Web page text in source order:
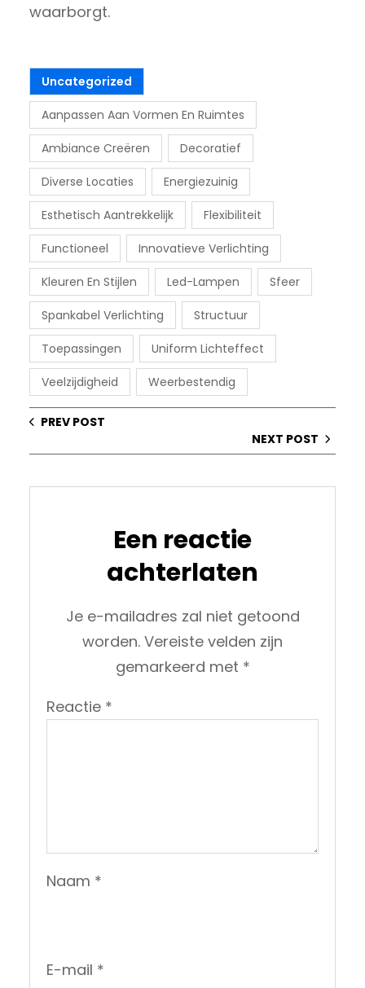
waarborgt.
Uncategorized
Aanpassen Aan Vormen En Ruimtes
Ambiance Creëren Decoratief
Diverse Locaties Energiezuinig
Esthetisch Aantrekkelijk Flexibiliteit
Functioneel Innovatieve Verlichting
Kleuren En Stijlen Led-Lampen Sfeer
Spankabel Verlichting Structuur
Toepassingen Uniform Lichteffect
Veelzijdigheid Weerbestendig
PREV POST
NEXT POST
Een reactie
achterlaten
Je e-mailadres zal niet getoond
worden. Vereiste velden zijn
gemarkeerd met *
Reactie *
Naam *
E-mail *